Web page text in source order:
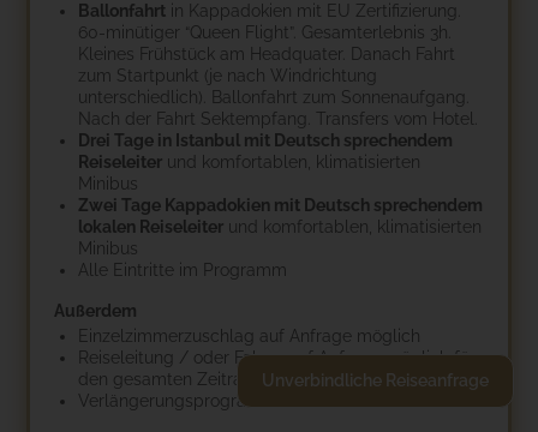
Ballonfahrt in Kappadokien mit EU Zertifizierung.
60-minütiger “Queen Flight”. Gesamterlebnis 3h.
Kleines Frühstück am Headquater. Danach Fahrt
zum Startpunkt (je nach Windrichtung
unterschiedlich). Ballonfahrt zum Sonnenaufgang.
Nach der Fahrt Sektempfang. Transfers vom Hotel.
Drei Tage in Istanbul mit Deutsch sprechendem
Reiseleiter und komfortablen, klimatisierten
Minibus
Zwei Tage Kappadokien mit Deutsch sprechendem
lokalen Reiseleiter und komfortablen, klimatisierten
Minibus
Alle Eintritte im Programm
Außerdem
Einzelzimmerzuschlag auf Anfrage möglich
Reiseleitung / oder Fahrer auf Anfrage möglich für
den gesamten Zeitraum statt Mietwagen
Verlängerungsprogramme / Badeaufenthalte
Unverbindliche Reiseanfrage